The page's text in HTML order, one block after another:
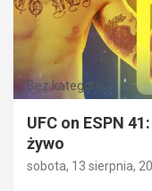
Bez kategorii
UFC on ESPN
żywo
sobota, 13 sierpnia,